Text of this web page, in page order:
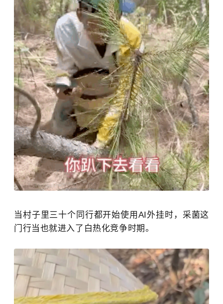
当村子里三十个同行都开始使用AI外挂时，采菌这
门行当也就进入了白热化竞争时期。